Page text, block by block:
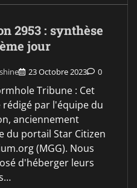
2953 : synthèse
jour
23 Octobre 2023 0
Tribune : Cet
rédigé par l'équipe du
anciennement
du portail Star Citizen
(MGG). Nous
d'héberger leurs